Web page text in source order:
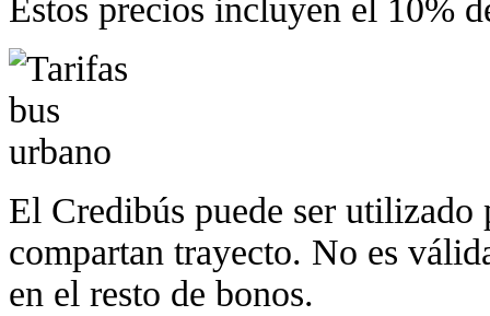
Estos precios incluyen el 10%
El Credibús puede ser utilizado
compartan trayecto. No es
en el resto de bonos.